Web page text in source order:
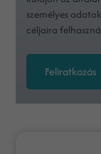
személyes
céljaira
Feliratkozás